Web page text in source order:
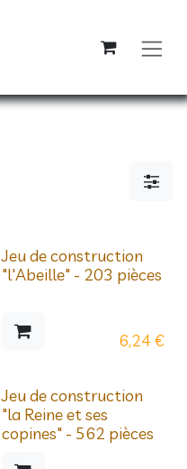
Nouveau !
Jeu de construction
"l'Abeille" - 203 pièces
6,24 €
Nouveau !
Jeu de construction
"la Reine et ses
copines" - 562 pièces